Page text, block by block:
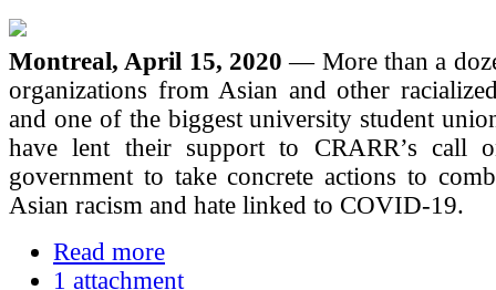
Montreal, April 15, 2020— More than a
organizations from Asian and other
and one of the biggest university student
have lent their support to CRARR’s call
government to take concrete actions to
Asian racism and hate linked to COVID-19.
Read more
1 attachment